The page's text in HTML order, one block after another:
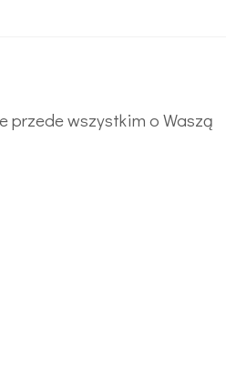
przede wszystkim o Waszą